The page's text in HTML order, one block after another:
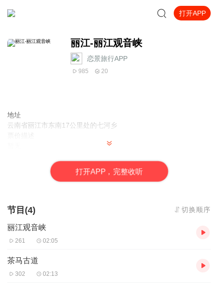
打开APP
丽江-丽江观音峡
恋景旅行APP
985 20
地址
云南省丽江市东南17公里处的七河乡
打开APP，完整收听
节目(4) 切换顺序
丽江观音峡
261 02:05
茶马古道
302 02:13